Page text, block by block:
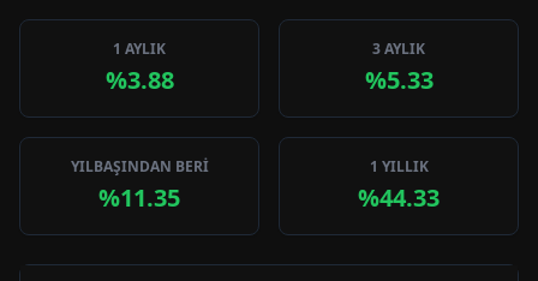
1 AYLIK
%3.88
3 AYLIK
%5.33
YILBAŞINDAN BERİ
%11.35
1 YILLIK
%44.33